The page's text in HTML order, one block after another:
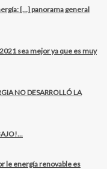
[…] panorama general
sea mejor ya que es muy
NO DESARROLLÓ LA
le energía renovable es